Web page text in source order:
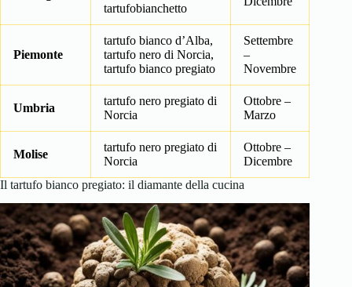
tartufobianchetto
Piemonte
tartufo bianco d’Alba,
tartufo nero di Norcia,
tartufo bianco pregiato
Settembre
–
Novembre
Umbria
tartufo nero pregiato di
Norcia
Ottobre –
Marzo
Molise
tartufo nero pregiato di
Norcia
Ottobre –
Dicembre
Il tartufo bianco pregiato: il diamante della cucina